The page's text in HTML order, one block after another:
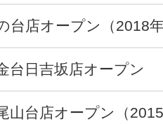
台店オープン（2018年
台日吉坂店オープン
山台店オープン（2015